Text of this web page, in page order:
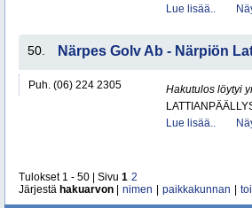
Lue lisää..
50. Närpes Golv Ab - Närpiön
Puh. (06) 224 2305
Hakutulos löytyi
Lue lisää..
Tulokset 1 - 50 | Sivu 1 2
Järjestä hakuarvon nimen paikkakunnan